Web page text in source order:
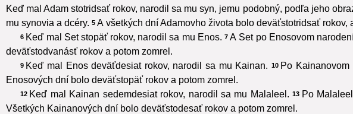
Keď mal Adam stotridsať rokov, narodil sa mu syn, jemu podobný, podľa jeho
mu synovia a dcéry. 5 A všetkých dní Adamovho života bolo deväťstotridsať rokov,
6 Keď mal Set stopäť rokov, narodil sa mu Enos. 7 A Set po Enosovom
deväťstodvanásť rokov a potom zomrel.
9 Keď mal Enos deväťdesiat rokov, narodil sa mu Kainan. 10 Po
Enosových dní bolo deväťstopäť rokov a potom zomrel.
12 Keď mal Kainan sedemdesiat rokov, narodil sa mu Malaleel. 13 Po
Všetkých Kainanových dní bolo deväťstodesať rokov a potom zomrel.